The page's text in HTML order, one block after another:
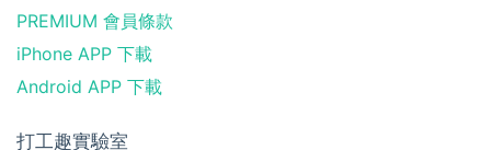
PREMIUM 會員條款
iPhone APP 下載
Android APP 下載
打工趣實驗室